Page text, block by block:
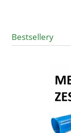
Bestsellery